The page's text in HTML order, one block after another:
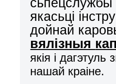
якасьці
дойнай
вялізныя
якія і
нашай краіне.